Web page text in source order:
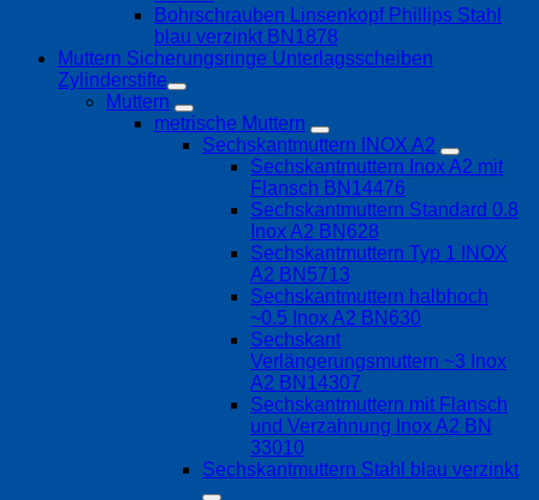
Bohrschrauben Linsenkopf Phillips Stahl
blau verzinkt BN1878
Muttern Sicherungsringe Unterlagsscheiben
Zylinderstifte
Muttern
metrische Muttern
Sechskantmuttern INOX A2
Sechskantmuttern Inox A2 mit
Flansch BN14476
Sechskantmuttern Standard 0.8
Inox A2 BN628
Sechskantmuttern Typ 1 INOX
A2 BN5713
Sechskantmuttern halbhoch
~0.5 Inox A2 BN630
Sechskant
Verlängerungsmuttern ~3 Inox
A2 BN14307
Sechskantmuttern mit Flansch
und Verzahnung Inox A2 BN
33010
Sechskantmuttern Stahl blau verzinkt